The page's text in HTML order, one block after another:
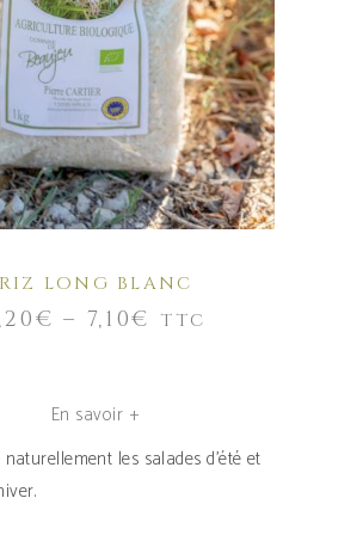
CHOIX DES OPTIONS
a
plusieurs
variations.
Les
options
peuvent
être
choisies
page
RIZ LONG BLANC
€ – 7,10€ TTC
En savoir +
les salades d’été et